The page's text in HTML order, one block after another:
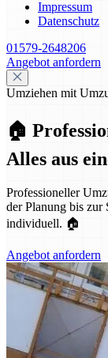
Impressum
Datenschutz
01579-2648206
Angebot anfordern
Umziehen mit
🏠
Alles aus
Professioneller
der Planung bis zur
individuell. 🏠
Angebot anfordern